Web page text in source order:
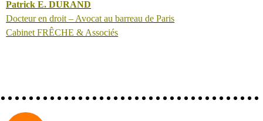
Patrick E. DURAND
Docteur en droit – Avocat au barreau de Paris
Cabinet FRÊCHE & Associés